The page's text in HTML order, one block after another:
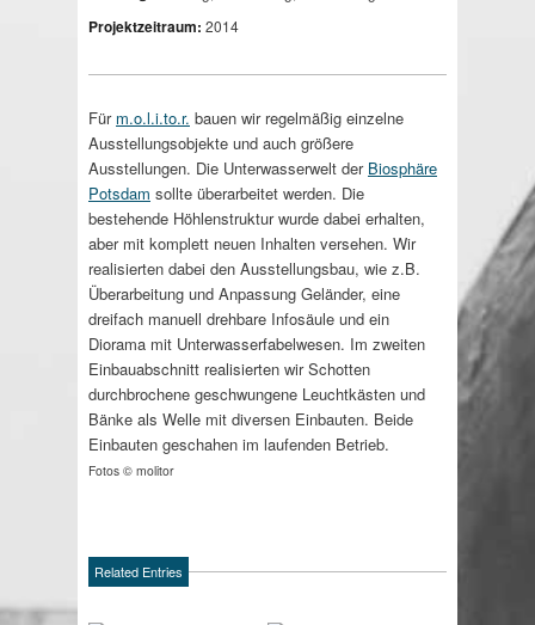
Projektzeitraum: 2014
Für m.o.l.i.to.r. bauen wir regelmäßig einzelne
Ausstellungsobjekte und auch größere
Ausstellungen. Die Unterwasserwelt der Biosphäre
Potsdam sollte überarbeitet werden. Die
bestehende Höhlenstruktur wurde dabei erhalten,
aber mit komplett neuen Inhalten versehen. Wir
realisierten dabei den Ausstellungsbau, wie z.B.
Überarbeitung und Anpassung Geländer, eine
dreifach manuell drehbare Infosäule und ein
Diorama mit Unterwasserfabelwesen. Im zweiten
Einbauabschnitt realisierten wir Schotten
durchbrochene geschwungene Leuchtkästen und
Bänke als Welle mit diversen Einbauten. Beide
Einbauten geschahen im laufenden Betrieb.
Fotos © molitor
Related Entries